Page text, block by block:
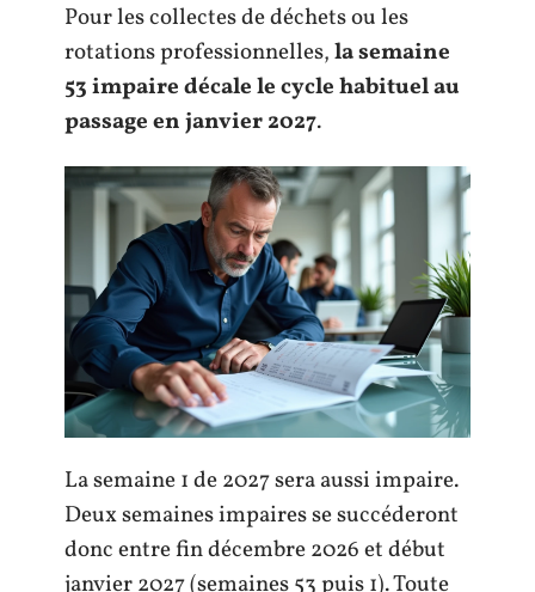
Pour les collectes de déchets ou les
rotations professionnelles,la semaine
53 impaire décale le cycle habituel au
passage en janvier 2027.
La semaine 1 de 2027 sera aussi impaire.
Deux semaines impaires se succéderont
donc entre fin décembre 2026 et début
janvier 2027 (semaines 53 puis 1). Toute